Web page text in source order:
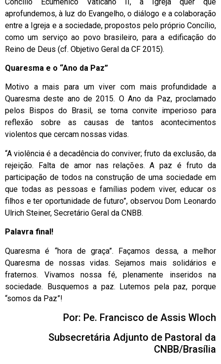
aprofundemos, à luz do Evangelho, o diálogo e a colaboração
entre a Igreja e a sociedade, propostos pelo próprio Concílio,
como um serviço ao povo brasileiro, para a edificação do
Reino de Deus (cf. Objetivo Geral da CF 2015).
Quaresma e o “Ano da Paz”
Motivo a mais para um viver com mais profundidade a
Quaresma deste ano de 2015. O Ano da Paz, proclamado
pelos Bispos do Brasil, se torna convite imperioso para
reflexão sobre as causas de tantos acontecimentos
violentos que cercam nossas vidas.
“A violência é a decadência do conviver; fruto da exclusão, da
rejeição. Falta de amor nas relações. A paz é fruto da
participação de todos na construção de uma sociedade em
que todas as pessoas e famílias podem viver, educar os
filhos e ter oportunidade de futuro”, observou Dom Leonardo
Ulrich Steiner, Secretário Geral da CNBB.
Palavra final!
Quaresma é “hora de graça”. Façamos dessa, a melhor
Quaresma de nossas vidas. Sejamos mais solidários e
fraternos. Vivamos nossa fé, plenamente inseridos na
sociedade. Busquemos a paz. Lutemos pela paz, porque
“somos da Paz”!
Por: Pe. Francisco de Assis Wloch
Subsecretária Adjunto de Pastoral da
CNBB/Brasília